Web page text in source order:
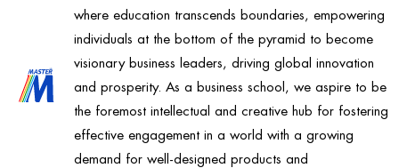
where education transcends boundaries, empowering
individuals at the bottom of the pyramid to become
visionary business leaders, driving global innovation
and prosperity. As a business school, we aspire to be
the foremost intellectual and creative hub for fostering
effective engagement in a world with a growing
demand for well-designed products and